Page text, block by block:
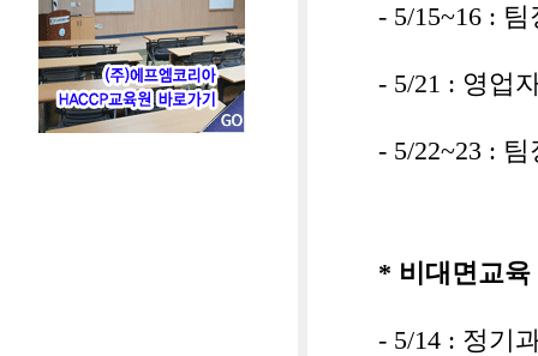
- 5/15~16 :
- 5/21 : 영업
- 5/22~23 :
* 비대면교육
- 5/14 : 정기